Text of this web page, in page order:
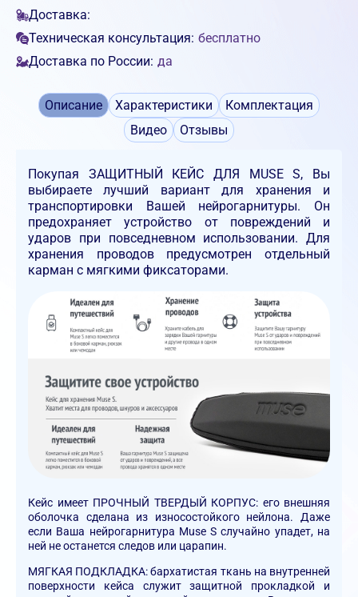
Доставка:
Техническая консультация: бесплатно
Доставка по России: да
Описание Характеристики
Комплектация
Видео
Отзывы
Покупая ЗАЩИТНЫЙ КЕЙС ДЛЯ MUSE S, Вы
выбираете лучший вариант для хранения и
транспортировки Вашей нейрогарнитуры. Он
предохраняет устройство от повреждений и
ударов при повседневном использовании. Для
хранения проводов предусмотрен отдельный
карман с мягкими фиксаторами.
Кейс имеет ПРОЧНЫЙ ТВЕРДЫЙ КОРПУС: его внешняя
оболочка сделана из износостойкого нейлона. Даже
если Ваша нейрогарнитура Muse S случайно упадет, на
ней не останется следов или царапин.
МЯГКАЯ ПОДКЛАДКА: бархатистая ткань на внутренней
поверхности кейса служит защитной прокладкой и